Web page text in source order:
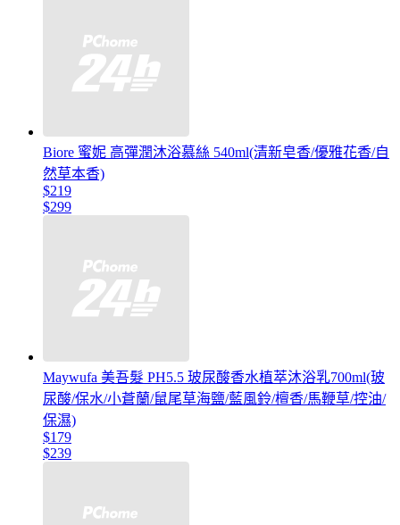
Biore 蜜妮 高彈潤沐浴慕絲 540ml(清新皂香/優雅花香/自
然草本香)
$219
$299
Maywufa 美吾髮 PH5.5 玻尿酸香水植萃沐浴乳700ml(玻
尿酸/保水/小蒼蘭/鼠尾草海鹽/藍風鈴/檀香/馬鞭草/控油/
保濕)
$179
$239